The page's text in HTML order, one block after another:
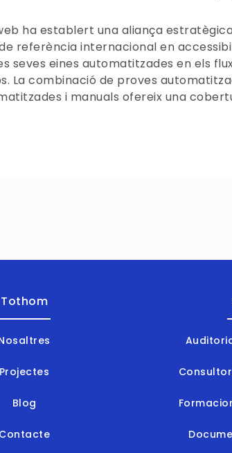
ha establert una aliança
referència internacional en
seves eines automatitzades en els
La combinació de proves
i manuals ofereix una
Tothom
Projectes
Blog
Contacte